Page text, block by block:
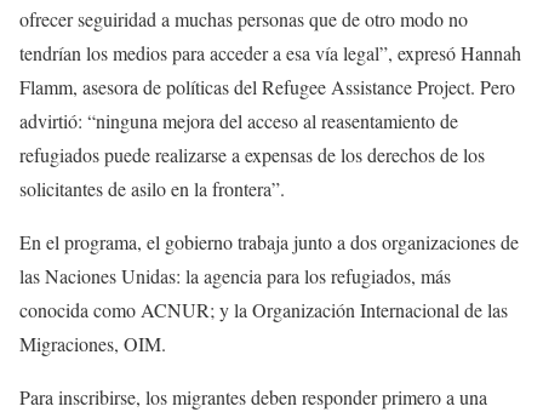
ofrecer seguiridad a muchas personas que de otro modo no
tendrían los medios para acceder a esa vía legal”, expresó Hannah
Flamm, asesora de políticas del Refugee Assistance Project. Pero
advirtió: “ninguna mejora del acceso al reasentamiento de
refugiados puede realizarse a expensas de los derechos de los
solicitantes de asilo en la frontera”.
En el programa, el gobierno trabaja junto a dos organizaciones de
las Naciones Unidas: la agencia para los refugiados, más
conocida como ACNUR; y la Organización Internacional de las
Migraciones, OIM.
Para inscribirse, los migrantes deben responder primero a una